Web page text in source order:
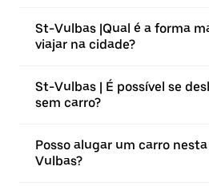
St-Vulbas |⁠Qual é a forma
viajar na cidade?
St-Vulbas | É possível se
sem carro?
Posso alugar um carro
Vulbas?